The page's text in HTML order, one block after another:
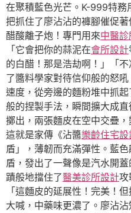
在聚積藍色光芒。K-999特務
把抓住了廖沾沾的褲腳催促
醋酸離子炮！專門用來中醫
「它會把你的蒜泥在會所設計
的白醋！那是浩劫啊！」「
了醬料學家對待信仰般的怒
速度，從旁邊的麵粉堆中抓
般的捏製手法，瞬間擴大成
擲出，兩張麵皮在空中交疊
這就是家傳《沾醬樂齡住宅設
盾」，薄韌而充滿彈性。藍
盾，發出了一聲像是汽水開
蹟般地擋住了醫美診所設計攻
「這麵皮的延展性！完美！
大喊，中藥味更濃了。廖沾